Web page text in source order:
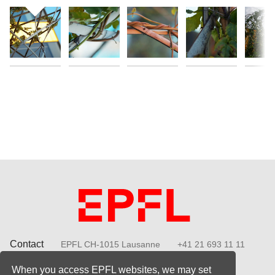
When you access EPFL websites, we may set
Contact EPFL CH-1015 Lausanne +41 21 693 11 11